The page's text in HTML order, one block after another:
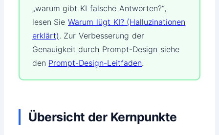
„warum gibt KI falsche Antworten?“,
lesen SieWarum lügt KI? (Halluzinationen
erklärt). Zur Verbesserung der
Genauigkeit durch Prompt-Design siehe
den Prompt-Design-Leitfaden.
Übersicht der Kernpunkte